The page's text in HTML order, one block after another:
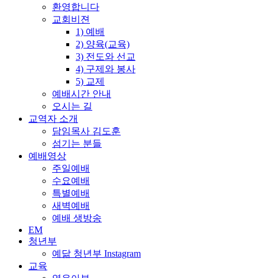
환영합니다
교회비젼
1) 예배
2) 양육(교육)
3) 전도와 선교
4) 구제와 봉사
5) 교제
예배시간 안내
오시는 길
교역자 소개
담임목사 김도훈
섬기는 분들
예배영상
주일예배
수요예배
특별예배
새벽예배
예배 생방송
EM
청년부
예닮 청년부 Instagram
교육